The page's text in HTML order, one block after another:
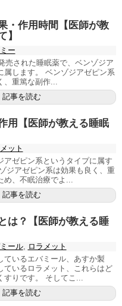
・作用時間【医師が教
】
ー
売された睡眠薬で、ベンゾジア
属します。 ベンゾジアゼピン系
、重篤な副作...
記事を読む
用【医師が教える睡眠
ット
アゼピン系というタイプに属す
ジアゼピン系は効果も良く、重
め、不眠治療でよ...
記事を読む
は？【医師が教える睡
ール, ロラメット
ているエバミール、あすか製
ているロラメット、これらはど
すりです。 そしてこ...
記事を読む